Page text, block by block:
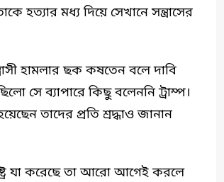
হত্যার মধ্য দিয়ে সেখানে সন্ত্রাসের
হামলার ছক কষতেন বলে দাবি
সে ব্যাপারে কিছু বলেননি ট্রাম্প।
তাদের প্রতি শ্রদ্ধাও জানান
যা করেছে তা আরো আগেই করলে